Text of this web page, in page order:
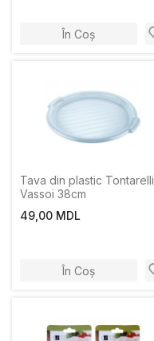
În Coș
Tava din plastic Tontarelli
Vassoi 38cm
49,00 MDL
În Coș